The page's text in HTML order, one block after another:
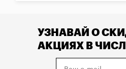
УЗНАВАЙ О
АКЦИЯХ В